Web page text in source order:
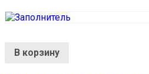
В корзину